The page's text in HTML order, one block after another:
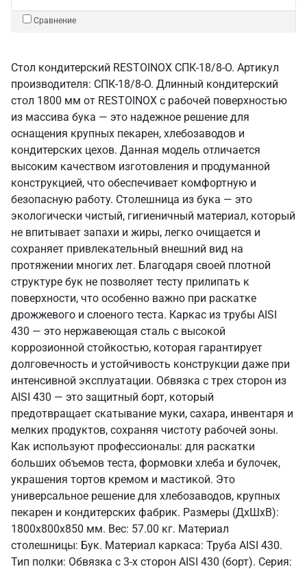
Сравнение
Стол кондитерский RESTOINOX СПК-18/8-О. Артикул
производителя: СПК-18/8-О. Длинный кондитерский
стол 1800 мм от RESTOINOX с рабочей поверхностью
из массива бука — это надежное решение для
оснащения крупных пекарен, хлебозаводов и
кондитерских цехов. Данная модель отличается
высоким качеством изготовления и продуманной
конструкцией, что обеспечивает комфортную и
безопасную работу. Столешница из бука — это
экологически чистый, гигиеничный материал, который
не впитывает запахи и жиры, легко очищается и
сохраняет привлекательный внешний вид на
протяжении многих лет. Благодаря своей плотной
структуре бук не позволяет тесту прилипать к
поверхности, что особенно важно при раскатке
дрожжевого и слоеного теста. Каркас из трубы AISI
430 — это нержавеющая сталь с высокой
коррозионной стойкостью, которая гарантирует
долговечность и устойчивость конструкции даже при
интенсивной эксплуатации. Обвязка с трех сторон из
AISI 430 — это защитный борт, который
предотвращает скатывание муки, сахара, инвентаря и
мелких продуктов, сохраняя чистоту рабочей зоны.
Как используют профессионалы: для раскатки
больших объемов теста, формовки хлеба и булочек,
украшения тортов кремом и мастикой. Это
универсальное решение для хлебозаводов, крупных
пекарен и кондитерских фабрик. Размеры (ДхШхВ):
1800x800x850 мм. Вес: 57.00 кг. Материал
столешницы: Бук. Материал каркаса: Труба AISI 430.
Тип полки: Обвязка с 3-х сторон AISI 430 (борт). Серия: